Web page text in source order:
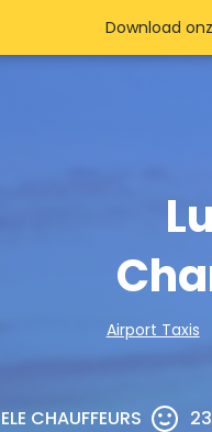
Airport Taxis
CHAUFFEURS
Download